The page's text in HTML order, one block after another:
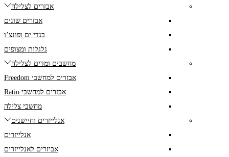
אבזרים לצלילה
אבזרים שונים
בגדי ים ופונצ’ו
גלגלות ומצופים
מחשבים ומדים לצלילה
אבזרים למחשבי Freedom
אבזרים למחשבי Ratio
מחשבי צלילה
אנלייזרים וחיישנים
אנלייזרים
אביזרים לאנלייזרים